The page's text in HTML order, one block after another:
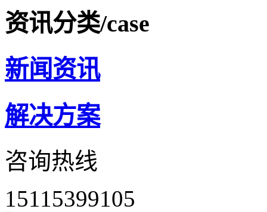
资讯分类/case
新闻资讯
解决方案
咨询热线
15115399105